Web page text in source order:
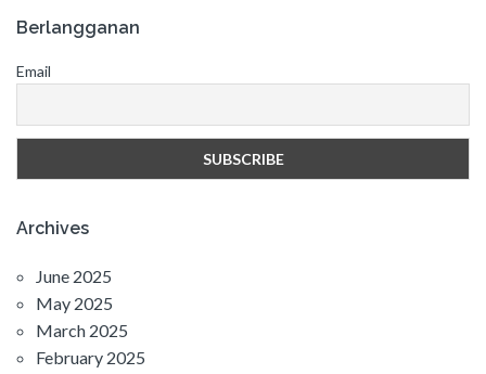
Berlangganan
Email
Archives
June 2025
May 2025
March 2025
February 2025